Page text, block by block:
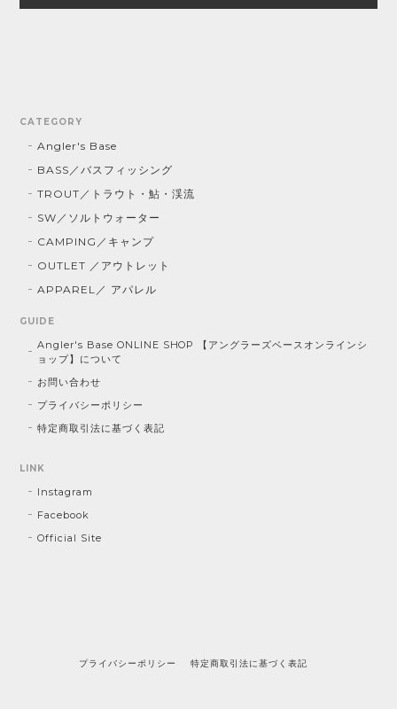
CATEGORY
Angler's Base
BASS／バスフィッシング
TROUT／トラウト・鮎・渓流
SW／ソルトウォーター
CAMPING／キャンプ
OUTLET ／アウトレット
APPAREL／ アパレル
GUIDE
Angler's Base ONLINE SHOP 【アングラーズベースオンラインシ
ョップ】について
お問い合わせ
プライバシーポリシー
特定商取引法に基づく表記
LINK
Instagram
Facebook
Official Site
プライバシーポリシー 特定商取引法に基づく表記